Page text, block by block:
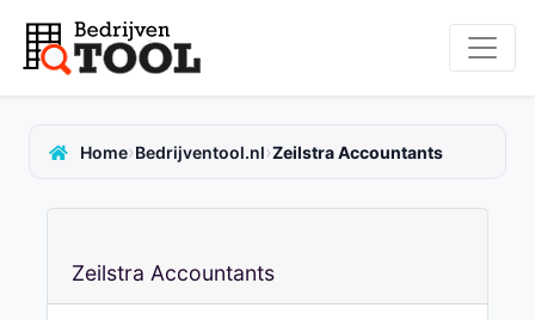
Home›Bedrijventool.nl›Zeilstra Accountants
Zeilstra Accountants